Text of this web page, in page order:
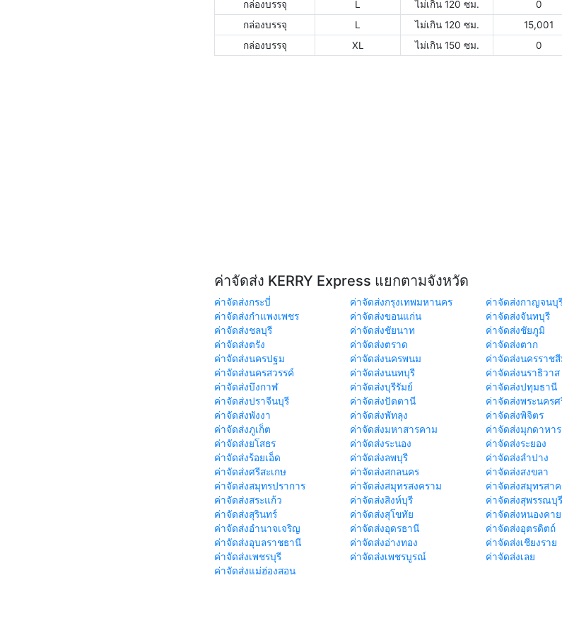
กล่องบรรจุ
L ไม่เกิน 120 ซม. 0
กล่องบรรจุ
L ไม่เกิน 120 ซม. 15,001
กล่องบรรจุ
XL ไม่เกิน 150 ซม. 0
ค่าจัดส่ง KERRY Express แยกตามจังหวัด
ค่าจัดส่งกระบี่ ค่าจัดส่งกรุงเทพมหานคร ค่าจัดส่งกาญจนบุ
ค่าจัดส่งกำแพงเพชร
ค่าจัดส่งขอนแก่น ค่าจัดส่งจันทบุรี
ค่าจัดส่งชลบุรี
ค่าจัดส่งชัยนาท ค่าจัดส่งชัยภูมิ
ค่าจัดส่งตรัง
ค่าจัดส่งตราด ค่าจัดส่งตาก
ค่าจัดส่งนครปฐม
ค่าจัดส่งนครพนม ค่าจัดส่งนครราช
ค่าจัดส่งนครสวรรค์
ค่าจัดส่งนนทบุรี ค่าจัดส่งนราธิวาส
ค่าจัดส่งบึงกาฬ
ค่าจัดส่งบุรีรัมย์ ค่าจัดส่งปทุมธานี
ค่าจัดส่งปราจีนบุรี
ค่าจัดส่งปัตตานี ค่าจัดส่งพระนครศ
ค่าจัดส่งพังงา
ค่าจัดส่งพัทลุง ค่าจัดส่งพิจิตร
ค่าจัดส่งภูเก็ต
ค่าจัดส่งมหาสารคาม ค่าจัดส่งมุกดาหาร
ค่าจัดส่งยโสธร
ค่าจัดส่งระนอง ค่าจัดส่งระยอง
ค่าจัดส่งร้อยเอ็ด
ค่าจัดส่งลพบุรี ค่าจัดส่งลำปาง
ค่าจัดส่งศรีสะเกษ
ค่าจัดส่งสกลนคร ค่าจัดส่งสงขลา
ค่าจัดส่งสมุทรปราการ
ค่าจัดส่งสมุทรสงคราม ค่าจัดส่งสมุทรสา
ค่าจัดส่งสระแก้ว
ค่าจัดส่งสิงห์บุรี ค่าจัดส่งสุพรรณบุรี
ค่าจัดส่งสุรินทร์
ค่าจัดส่งสุโขทัย ค่าจัดส่งหนองคาย
ค่าจัดส่งอำนาจเจริญ
ค่าจัดส่งอุดรธานี ค่าจัดส่งอุตรดิตถ์
ค่าจัดส่งอุบลราชธานี
ค่าจัดส่งอ่างทอง ค่าจัดส่งเชียงราย
ค่าจัดส่งเพชรบุรี
ค่าจัดส่งเพชรบูรณ์ ค่าจัดส่งเลย
ค่าจัดส่งแม่ฮ่องสอน